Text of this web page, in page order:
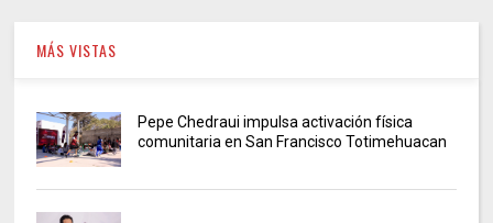
MÁS VISTAS
Pepe Chedraui impulsa activación física
comunitaria en San Francisco Totimehuacan